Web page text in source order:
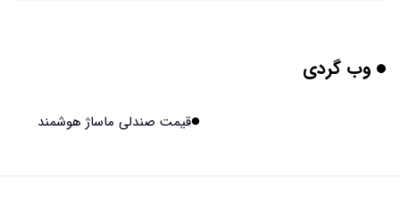
محققان از هوش مصنوعی برای ساخت ویروس‌های جدید
وب گردی
قیمت صندلی ماساژ هوشمند